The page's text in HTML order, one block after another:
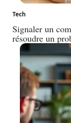
Tech
Signaler un
résoudre un